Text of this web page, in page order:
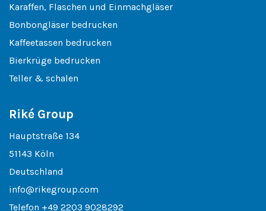
Karaffen, Flaschen und Einmachgläser
Bonbongläser bedrucken
Kaffeetassen bedrucken
Bierkrüge bedrucken
Teller & schalen
Riké Group
Hauptstraße 134
51143 Köln
Deutschland
info@rikegroup.com
Telefon +49 2203 9028292